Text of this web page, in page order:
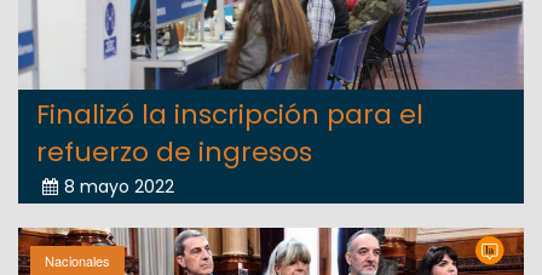
Finalizó la inscripción para el
refuerzo de ingresos
8 mayo 2022
Nacionales